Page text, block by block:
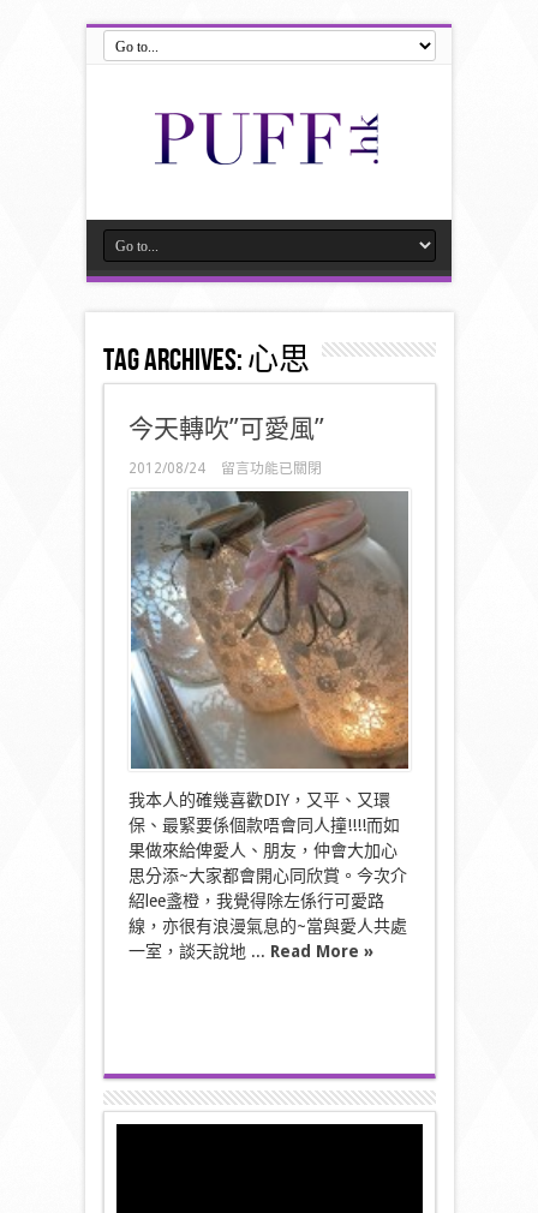
Tag Archives:心思
今天轉吹”可愛風”
2012/08/24
在
〈今
天
轉
吹”
可
愛
風”〉
中
留言功能已關閉
我本人的確幾喜歡DIY，又平、又環
保、最緊要係個款唔會同人撞!!!!而如
果做來給俾愛人、朋友，仲會大加心
思分添~大家都會開心同欣賞。今次介
紹lee盞橙，我覺得除左係行可愛路
線，亦很有浪漫氣息的~當與愛人共處
一室，談天說地 ... Read More »